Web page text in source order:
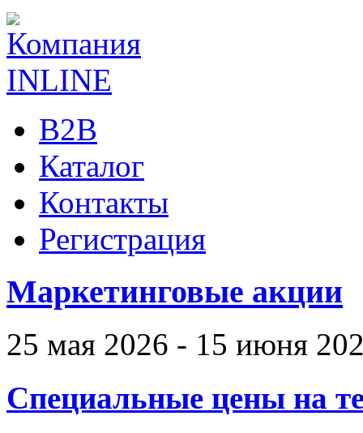
B2B
Каталог
Контакты
Регистрация
Маркетинговые акции
25 мая 2026 - 15 июня
Специальные цены на